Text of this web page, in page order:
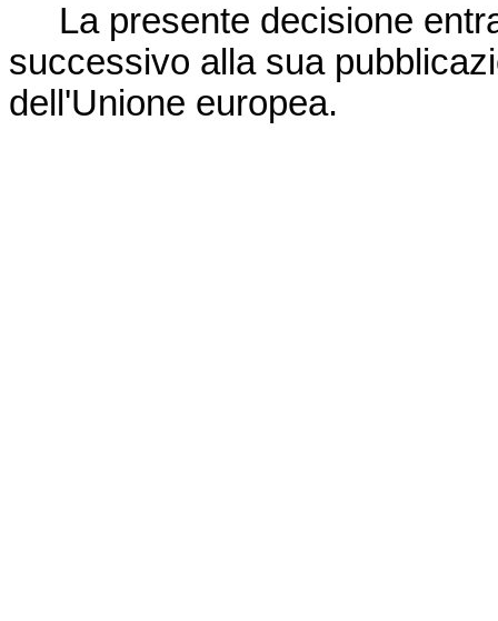
La presente decisione
successivo alla sua
dell'Unione europea.